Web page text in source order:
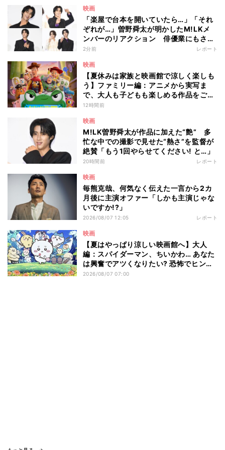
映画
「楽屋で台本を開いていたら…」「それ
ぞれが…」曽野舜太が明かしたM!LKメ
ンバーのリアクション 俳優業にもさら
なる意欲
2分前 レポート
映画
【夏休みは家族と映画館で涼しく楽しも
う】ファミリー編：アニメから実写ま
で、大人も子どもも楽しめる作品をご紹
介 - 編集部が注目する最新映画5選
12時間前
映画
M!LK曽野舜太が作品に加えた“艶” 多
忙な中での撮影で見せた“熱さ”を監督が
絶賛「もう1回やらせてください! と…」
20時間前 レポート
映画
毎熊克哉、何気なく伝えた一言から2カ
月後に主演オファー「しかも主演じゃな
いですか!?」
2026/08/07 12:05 レポート
映画
【夏はやっぱり涼しい映画館へ】大人
編：スパイダーマン、ちいかわ… あなた
は興奮でアツくなりたい? 恐怖でヒンヤ
リしたい? - 編集部が注目する最新映画5
2026/08/07 07:00